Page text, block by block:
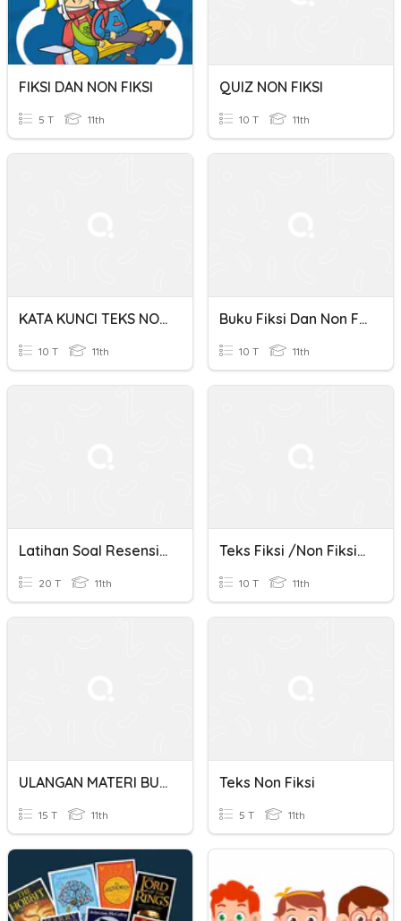
FIKSI DAN NON FIKSI
5 T 11th
QUIZ NON FIKSI
10 T 11th
KATA KUNCI TEKS NON FIKSI
10 T 11th
Buku Fiksi Dan Non Fiksi Kelas Xi
10 T 11th
Latihan Soal Resensi Fiksi Dan Non Fiksi
20 T 11th
Teks Fiksi /non Fiksi Kls5 Smtr2 Tema 8
10 T 11th
ULANGAN MATERI BUKU FIKSI DAN NON-FIKSI
15 T 11th
Teks Non Fiksi
5 T 11th